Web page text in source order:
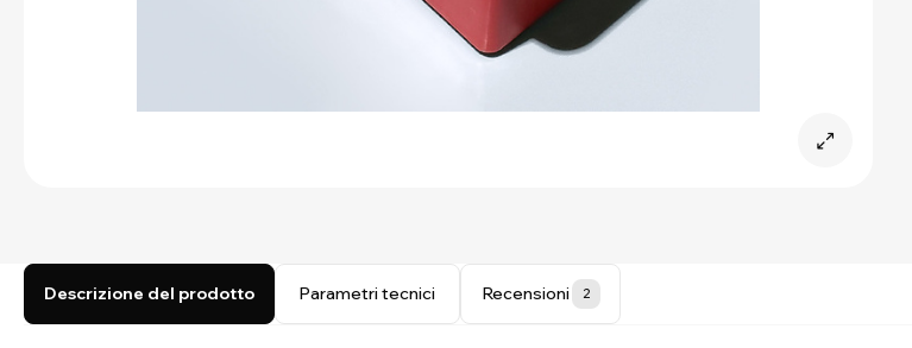
Descrizione del prodotto Parametri tecnici Recensioni 2